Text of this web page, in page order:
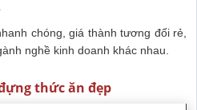
chóng, giá thành tương đối rẻ,
nghề kinh doanh khác nhau.
thức ăn đẹp